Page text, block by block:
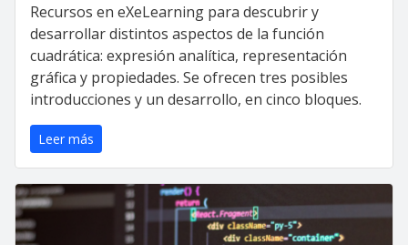
Recursos en eXeLearning para descubrir y
desarrollar distintos aspectos de la función
cuadrática: expresión analítica, representación
gráfica y propiedades. Se ofrecen tres posibles
introducciones y un desarrollo, en cinco bloques.
Leer más